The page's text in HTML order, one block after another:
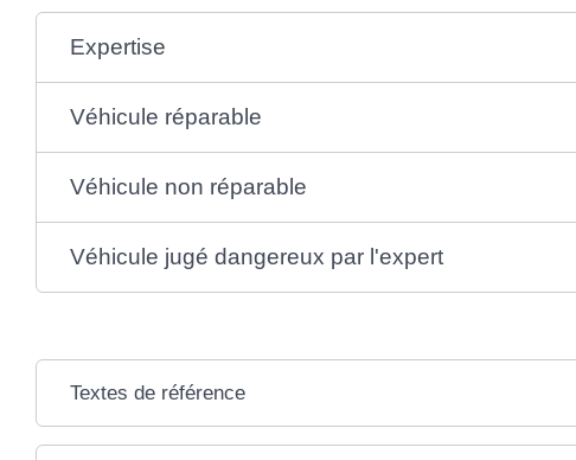
Expertise
Véhicule réparable
Véhicule non réparable
Véhicule jugé dangereux par l'expert
Textes de référence